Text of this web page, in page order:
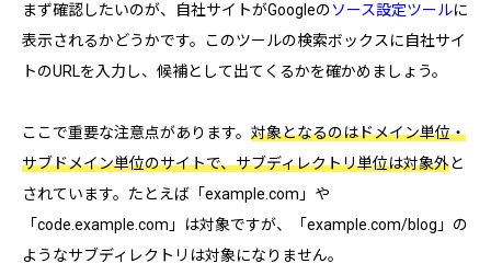
まず確認したいのが、自社サイトがGoogleのソース設定ツールに
表示されるかどうかです。このツールの検索ボックスに自社サイ
トのURLを入力し、候補として出てくるかを確かめましょう。
ここで重要な注意点があります。 対象となるのはドメイン単位・
サブドメイン単位のサイトで、サブディレクトリ単位は対象外と
されています。たとえば「example.com」や
「code.example.com」は対象ですが、「example.com/blog」の
ようなサブディレクトリは対象になりません。